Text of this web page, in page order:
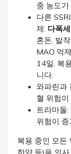
중 농도
다른
제: 다폭
혼돈, 발
MAO 억
14일, 복
니다.
와파린과
혈 위험
트라마돌:
위험이
복용 중인 모든